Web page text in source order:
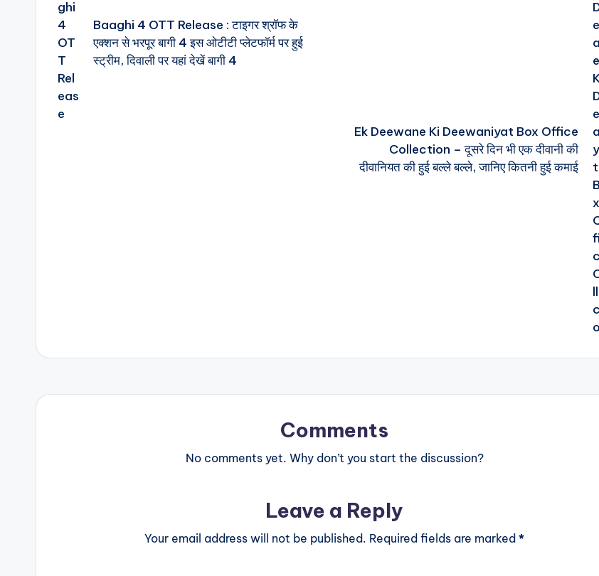
Baaghi 4 OTT Release : टाइगर श्रॉफ के
एक्शन से भरपूर बागी 4 इस ओटीटी प्लेटफॉर्म पर हुई
स्ट्रीम, दिवाली पर यहां देखें बागी 4
Ek Deewane Ki Deewaniyat Box Office
Collection – दूसरे दिन भी एक दीवानी की
दीवानियत की हुई बल्ले बल्ले, जानिए कितनी हुई कमाई
Comments
No comments yet. Why don’t you start the discussion?
Leave a Reply
Your email address will not be published. Required fields are marked*